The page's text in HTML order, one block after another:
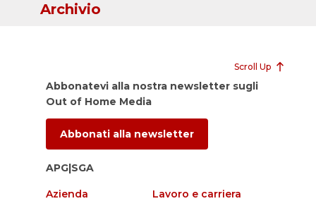
Archivio
Scroll Up
Abbonatevi alla nostra newsletter sugli
Out of Home Media
Abbonati alla newsletter
APG|SGA
Azienda
Lavoro e carriera